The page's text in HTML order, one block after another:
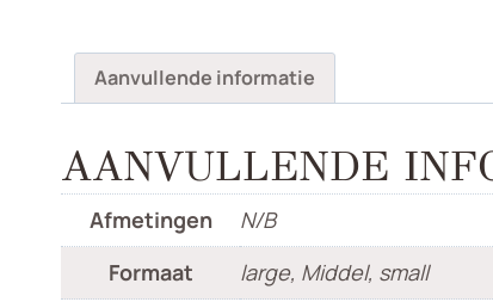
Aanvullende informatie
AANVULLENDE
Afmetingen
N/B
Formaat
large, Middel, small